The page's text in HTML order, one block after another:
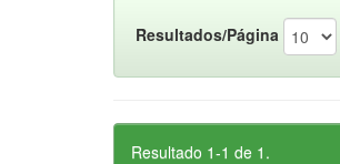
Resultados/Página
Resultado 1-1 de 1.